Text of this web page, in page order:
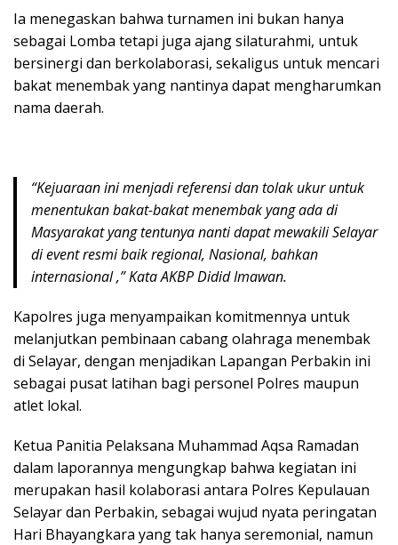
Ia menegaskan bahwa turnamen ini bukan hanya
sebagai Lomba tetapi juga ajang silaturahmi, untuk
bersinergi dan berkolaborasi, sekaligus untuk mencari
bakat menembak yang nantinya dapat mengharumkan
nama daerah.
“Kejuaraan ini menjadi referensi dan tolak ukur untuk
menentukan bakat-bakat menembak yang ada di
Masyarakat yang tentunya nanti dapat mewakili Selayar
di event resmi baik regional, Nasional, bahkan
internasional ,” Kata AKBP Didid Imawan.
Kapolres juga menyampaikan komitmennya untuk
melanjutkan pembinaan cabang olahraga menembak
di Selayar, dengan menjadikan Lapangan Perbakin ini
sebagai pusat latihan bagi personel Polres maupun
atlet lokal.
Ketua Panitia Pelaksana Muhammad Aqsa Ramadan
dalam laporannya mengungkap bahwa kegiatan ini
merupakan hasil kolaborasi antara Polres Kepulauan
Selayar dan Perbakin, sebagai wujud nyata peringatan
Hari Bhayangkara yang tak hanya seremonial, namun